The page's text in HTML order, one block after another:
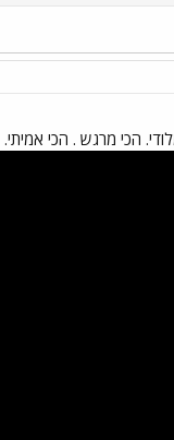
הכי מרגש . הכי